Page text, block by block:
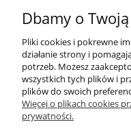
Dbamy o
Pliki cookies i pokrewne
działanie strony i
potrzeb. Możesz
wszystkich tych plików i
plików do swoich
Więcej o plikach cookies
prywatności.